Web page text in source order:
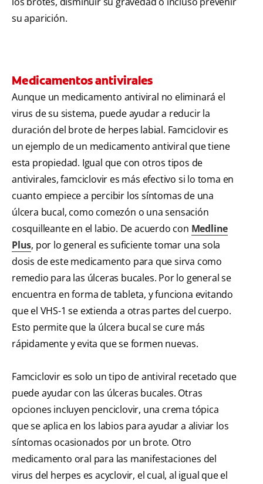
su aparición.
Medicamentos antivirales
Aunque un medicamento antiviral no eliminará el
virus de su sistema, puede ayudar a reducir la
duración del brote de herpes labial. Famciclovir es
un ejemplo de un medicamento antiviral que tiene
esta propiedad. Igual que con otros tipos de
antivirales, famciclovir es más efectivo si lo toma en
cuanto empiece a percibir los síntomas de una
úlcera bucal, como comezón o una sensación
cosquilleante en el labio. De acuerdo con Medline
Plus, por lo general es suficiente tomar una sola
dosis de este medicamento para que sirva como
remedio para las úlceras bucales. Por lo general se
encuentra en forma de tableta, y funciona evitando
que el VHS-1 se extienda a otras partes del cuerpo.
Esto permite que la úlcera bucal se cure más
rápidamente y evita que se formen nuevas.
Famciclovir es solo un tipo de antiviral recetado que
puede ayudar con las úlceras bucales. Otras
opciones incluyen penciclovir, una crema tópica
que se aplica en los labios para ayudar a aliviar los
síntomas ocasionados por un brote. Otro
medicamento oral para las manifestaciones del
virus del herpes es acyclovir, el cual, al igual que el